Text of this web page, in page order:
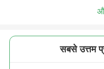
सबसे उत्तम